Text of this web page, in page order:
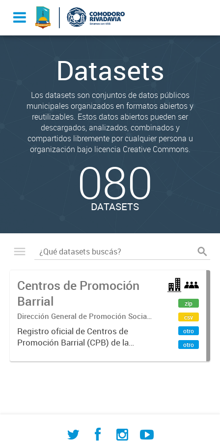
Datasets
Los datasets son conjuntos de datos públicos
municipales organizados en formatos abiertos y
reutilizables. Estos datos abiertos pueden ser
descargados, analizados, combinados y
compartidos libremente por cualquier persona u
organización bajo licencia Creative Commons.
080
DATASETS
Centros de Promoción
Barrial
Dirección General de Promoción Social
y Comunitaria
Registro oficial de Centros de
Promoción Barrial (CPB) de la
Familia que desarrollan políticas
zip
csv
otro
otro